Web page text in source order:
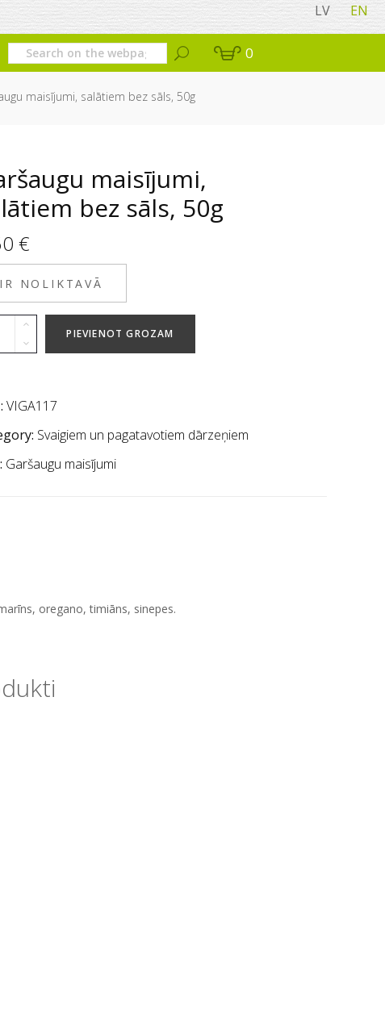
LV EN
0
maisījumi, salātiem bez sāls, 50g
maisījumi,
bez sāls, 50g
€
IR NOLIKTAVĀ
PIEVIENOT GROZAM
VIGA117
Svaigiem un pagatavotiem dārzeņiem
Garšaugu maisījumi
oregano, timiāns, sinepes.